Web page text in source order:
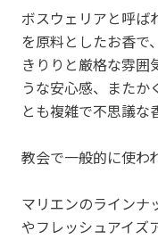
ボスウェリアと呼ば
を原料としたお香で
きりりと厳格な雰囲
うな安心感、またか
とも複雑で不思議な
教会で一般的に使わ
マリエンのラインナ
やフレッシュアイズ